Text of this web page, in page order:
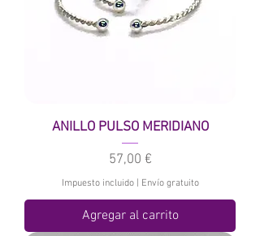
ANILLO PULSO MERIDIANO
Precio
57,00 €
Impuesto incluido| Envío gratuito
Agregar al carrito